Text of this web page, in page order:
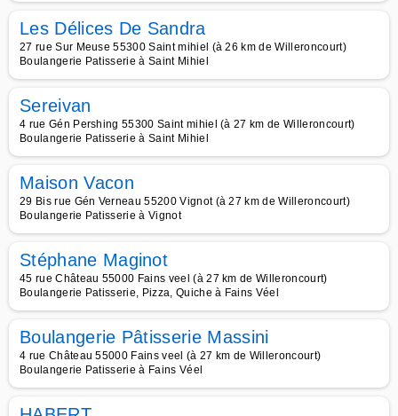
Les Délices De Sandra
27 rue Sur Meuse 55300 Saint mihiel (à 26 km de Willeroncourt)
Boulangerie Patisserie à Saint Mihiel
Sereivan
4 rue Gén Pershing 55300 Saint mihiel (à 27 km de Willeroncourt)
Boulangerie Patisserie à Saint Mihiel
Maison Vacon
29 Bis rue Gén Verneau 55200 Vignot (à 27 km de Willeroncourt)
Boulangerie Patisserie à Vignot
Stéphane Maginot
45 rue Château 55000 Fains veel (à 27 km de Willeroncourt)
Boulangerie Patisserie, Pizza, Quiche à Fains Véel
Boulangerie Pâtisserie Massini
4 rue Château 55000 Fains veel (à 27 km de Willeroncourt)
Boulangerie Patisserie à Fains Véel